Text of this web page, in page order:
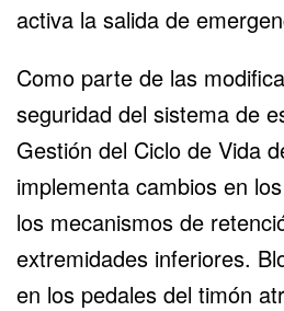
activa la salida de
Como parte de las
seguridad del sistema de
Gestión del Ciclo de Vida
implementa cambios en
los mecanismos de
extremidades inferiores.
en los pedales del timón